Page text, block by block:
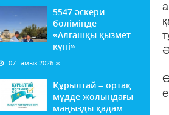
5547 әскери
бөлімінде
«Алғашқы қызмет
күні»
07 тамыз 2026 ж.
Құрылтай – ортақ
мүдде жолындағы
маңызды қадам